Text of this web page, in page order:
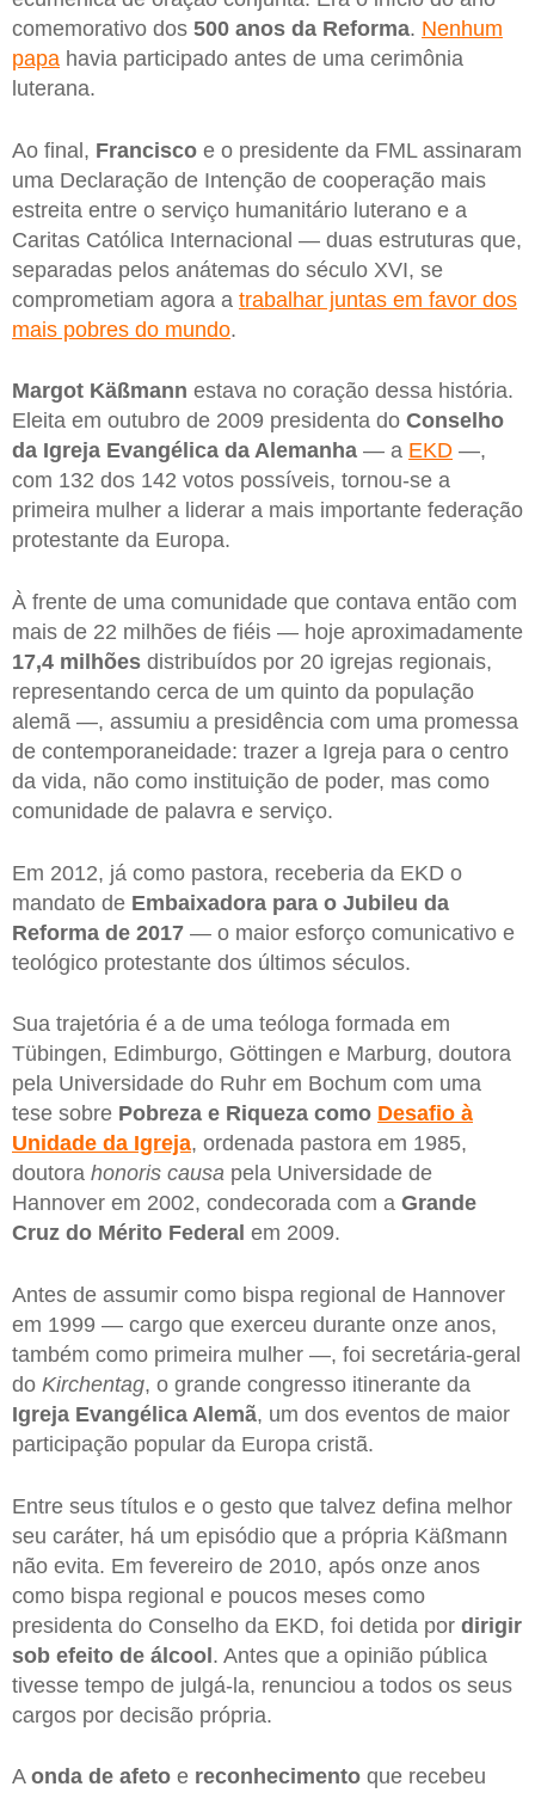
comemorativo dos 500 anos da Reforma. Nenhum
papa havia participado antes de uma cerimônia
luterana.
Ao final, Francisco e o presidente da FML assinaram
uma Declaração de Intenção de cooperação mais
estreita entre o serviço humanitário luterano e a
Caritas Católica Internacional — duas estruturas que,
separadas pelos anátemas do século XVI, se
comprometiam agora a trabalhar juntas em favor dos
mais pobres do mundo.
Margot Käßmann estava no coração dessa história.
Eleita em outubro de 2009 presidenta do Conselho
da Igreja Evangélica da Alemanha — a EKD —,
com 132 dos 142 votos possíveis, tornou-se a
primeira mulher a liderar a mais importante federação
protestante da Europa.
À frente de uma comunidade que contava então com
mais de 22 milhões de fiéis — hoje aproximadamente
17,4 milhões distribuídos por 20 igrejas regionais,
representando cerca de um quinto da população
alemã —, assumiu a presidência com uma promessa
de contemporaneidade: trazer a Igreja para o centro
da vida, não como instituição de poder, mas como
comunidade de palavra e serviço.
Em 2012, já como pastora, receberia da EKD o
mandato de Embaixadora para o Jubileu da
Reforma de 2017 — o maior esforço comunicativo e
teológico protestante dos últimos séculos.
Sua trajetória é a de uma teóloga formada em
Tübingen, Edimburgo, Göttingen e Marburg, doutora
pela Universidade do Ruhr em Bochum com uma
tese sobre Pobreza e Riqueza como Desafio à
Unidade da Igreja, ordenada pastora em 1985,
doutora honoris causa pela Universidade de
Hannover em 2002, condecorada com a Grande
Cruz do Mérito Federal em 2009.
Antes de assumir como bispa regional de Hannover
em 1999 — cargo que exerceu durante onze anos,
também como primeira mulher —, foi secretária-geral
do Kirchentag, o grande congresso itinerante da
Igreja Evangélica Alemã, um dos eventos de maior
participação popular da Europa cristã.
Entre seus títulos e o gesto que talvez defina melhor
seu caráter, há um episódio que a própria Käßmann
não evita. Em fevereiro de 2010, após onze anos
como bispa regional e poucos meses como
presidenta do Conselho da EKD, foi detida por dirigir
sob efeito de álcool. Antes que a opinião pública
tivesse tempo de julgá-la, renunciou a todos os seus
cargos por decisão própria.
A onda de afeto e reconhecimento que recebeu